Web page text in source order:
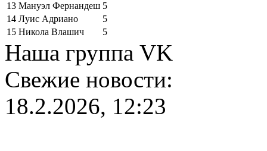
13 Мануэл Фернандеш 5
14 Луис Адриано
5
15 Никола Влашич 5
Наша группа VK
Свежие новости:
18.2.2026, 12:23